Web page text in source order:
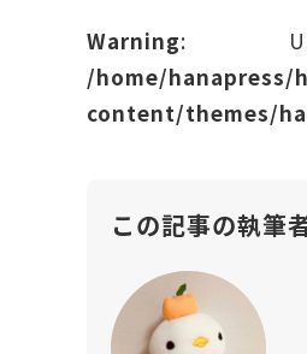
Warning:
/home/
content/themes/
この記事の執筆